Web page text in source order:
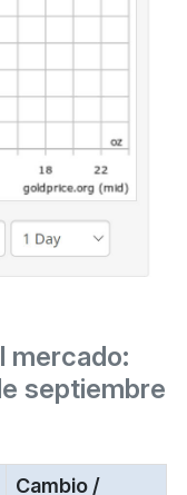
mercado:
septiembre
Cambio /